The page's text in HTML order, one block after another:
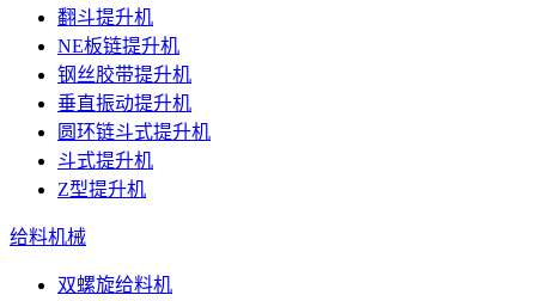
翻斗提升机
NE板链提升机
钢丝胶带提升机
垂直振动提升机
圆环链斗式提升机
斗式提升机
Z型提升机
给料机械
双螺旋给料机